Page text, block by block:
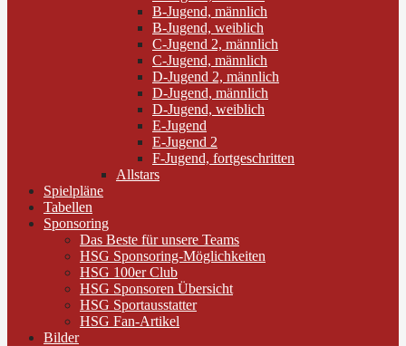
B-Jugend, männlich
B-Jugend, weiblich
C-Jugend 2, männlich
C-Jugend, männlich
D-Jugend 2, männlich
D-Jugend, männlich
D-Jugend, weiblich
E-Jugend
E-Jugend 2
F-Jugend, fortgeschritten
Allstars
Spielpläne
Tabellen
Sponsoring
Das Beste für unsere Teams
HSG Sponsoring-Möglichkeiten
HSG 100er Club
HSG Sponsoren Übersicht
HSG Sportausstatter
HSG Fan-Artikel
Bilder